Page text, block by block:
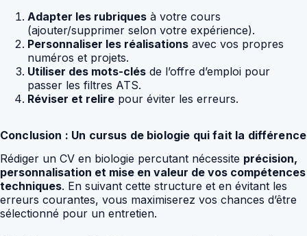
Adapter les rubriques à votre cours
(ajouter/supprimer selon votre expérience).
Personnaliser les réalisations avec vos propres
numéros et projets.
Utiliser des mots-clés de l’offre d’emploi pour
passer les filtres ATS.
Réviser et relire pour éviter les erreurs.
Conclusion : Un cursus de biologie qui fait la différence
Rédiger un CV en biologie percutant nécessite précision,
personnalisation et mise en valeur de vos compétences
techniques. En suivant cette structure et en évitant les
erreurs courantes, vous maximiserez vos chances d’être
sélectionné pour un entretien.